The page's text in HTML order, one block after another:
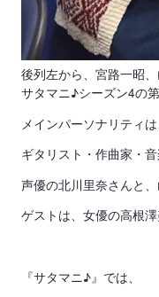
後列左から、宮路一昭
サタマニ♪シーズン4の
メインパーソナリティは
ギタリスト・作曲家・
声優の北川里奈さんと
ゲストは、女優の高根
『サタマニ♪』では、